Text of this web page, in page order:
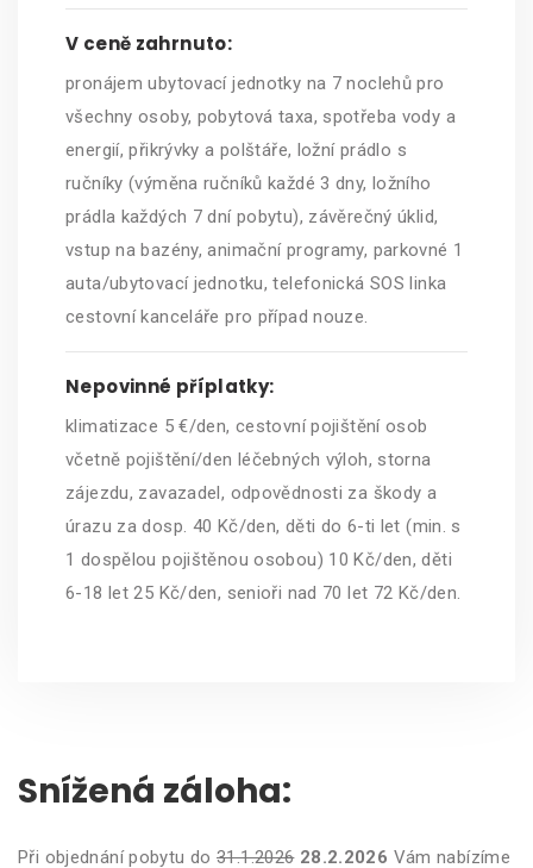
V ceně zahrnuto:
pronájem ubytovací jednotky na 7 noclehů pro
všechny osoby, pobytová taxa, spotřeba vody a
energií, přikrývky a polštáře, ložní prádlo s
ručníky (výměna ručníků každé 3 dny, ložního
prádla každých 7 dní pobytu), závěrečný úklid,
vstup na bazény, animační programy, parkovné 1
auta/ubytovací jednotku, telefonická SOS linka
cestovní kanceláře pro případ nouze.
Nepovinné příplatky:
klimatizace 5 €/den, cestovní pojištění osob
včetně pojištění/den léčebných výloh, storna
zájezdu, zavazadel, odpovědnosti za škody a
úrazu za dosp. 40 Kč/den, děti do 6-ti let (min. s
1 dospělou pojištěnou osobou) 10 Kč/den, děti
6-18 let 25 Kč/den, senioři nad 70 let 72 Kč/den.
Snížená záloha:
Při objednání pobytu do 31.1.2026 28.2.2026 Vám nabízíme